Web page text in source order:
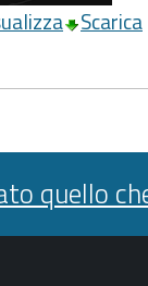
Scarica
quello